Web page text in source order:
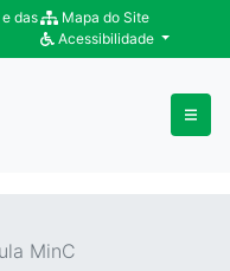
das
Mapa do Site
Acessibilidade
MinC